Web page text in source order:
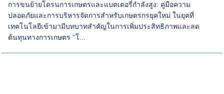
การขนย้ายโดรนการเกษตรและแบตเตอรี่กำลังสูง: คู่มือความ
ปลอดภัยและการบริหารจัดการสำหรับเกษตรกรยุคใหม่ ในยุคที่
เทคโนโลยีเข้ามามีบทบาทสำคัญในการเพิ่มประสิทธิภาพและลด
ต้นทุนทางการเกษตร "โ...